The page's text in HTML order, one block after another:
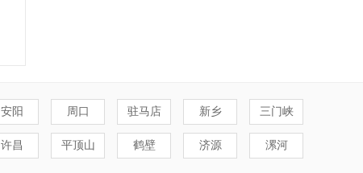
安阳 周口 驻马店 新乡 三门峡
许昌 平顶山 鹤壁 济源 漯河